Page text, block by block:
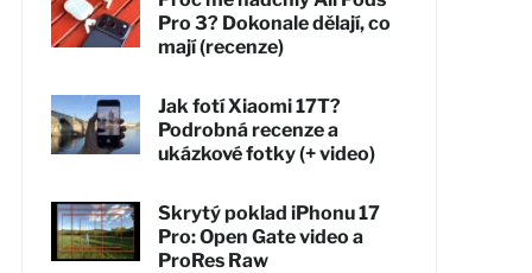
Pro 3? Dokonale dělají, co
mají (recenze)
Jak fotí Xiaomi 17T?
Podrobná recenze a
ukázkové fotky (+ video)
Skrytý poklad iPhonu 17
Pro: Open Gate video a
ProRes Raw